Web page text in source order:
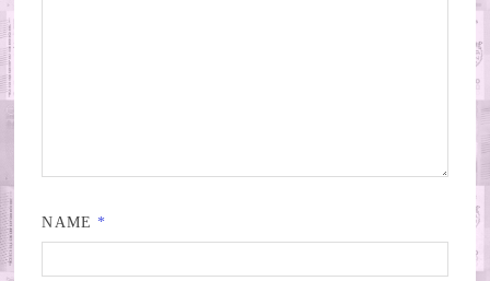
NAME *